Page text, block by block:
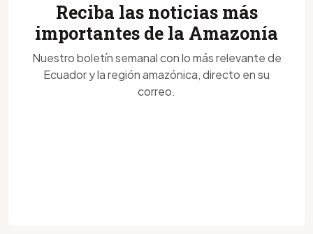
Reciba las noticias más
importantes de la Amazonía
Nuestro boletín semanal con lo más relevante de
Ecuador y la región amazónica, directo en su
correo.